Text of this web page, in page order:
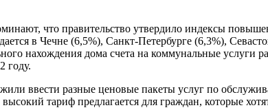
что правительство утвердило индексы
в Чечне (6,5%), Санкт-Петербурге (6,3%),
нахождения дома счета на коммунальные услуги
году.
ввести разные ценовые пакеты услуг по
тариф предлагается для граждан, которые